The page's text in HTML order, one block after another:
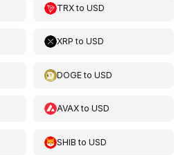
TRXtoUSD
XRP toUSD
DOGEtoUSD
AVAXtoUSD
SHIB toUSD